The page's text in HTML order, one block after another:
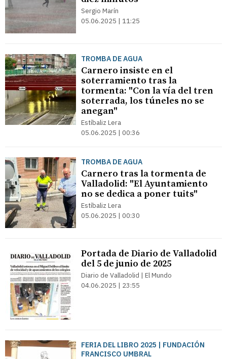
Sergio Marín
05.06.2025 | 11:25
TROMBA DE AGUA
Carnero insiste en el
soterramiento tras la
tormenta: "Con la vía del tren
soterrada, los túneles no se
anegan"
Estíbaliz Lera
05.06.2025 | 00:36
TROMBA DE AGUA
Carnero tras la tormenta de
Valladolid: "El Ayuntamiento
no se dedica a poner tuits"
Estíbaliz Lera
05.06.2025 | 00:30
Portada de Diario de Valladolid
del 5 de junio de 2025
Diario de Valladolid | El Mundo
04.06.2025 | 23:55
FERIA DEL LIBRO 2025 | FUNDACIÓN
FRANCISCO UMBRAL